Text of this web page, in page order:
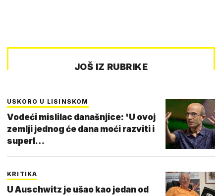
JOŠ IZ RUBRIKE
USKORO U LISINSKOM
Vodeći mislilac današnjice: 'U ovoj
zemlji jednog će dana moći razviti i
superl…
KRITIKA
U Auschwitz je ušao kao jedan od